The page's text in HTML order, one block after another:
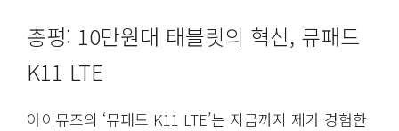
총평: 10만원대 태블릿의 혁신, 뮤패드
K11 LTE
아이뮤즈의 ‘뮤패드 K11 LTE’는 지금까지 제가 경험한